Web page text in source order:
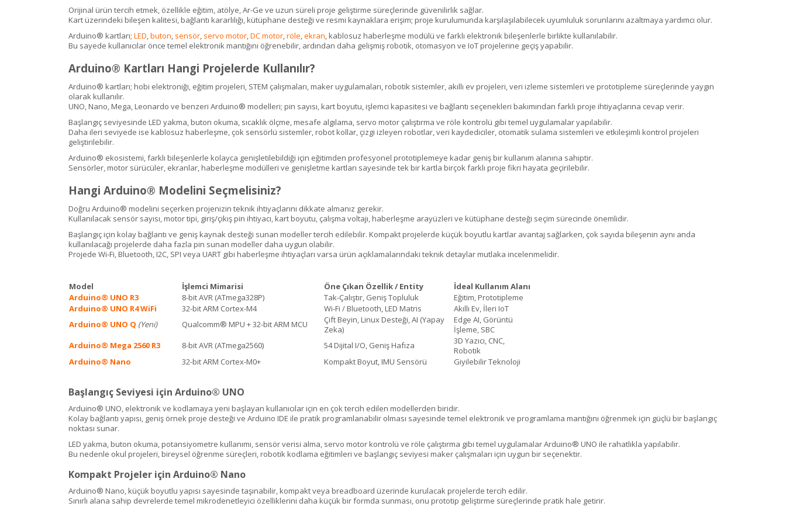
Orijinal ürün tercih etmek, özellikle eğitim, atölye, Ar-Ge ve uzun süreli proje geliştirme süreçlerinde güvenilirlik sağlar.
Kart üzerindeki bileşen kalitesi, bağlantı kararlılığı, kütüphane desteği ve resmi kaynaklara erişim; proje kurulumunda karşılaşılabilecek uyumluluk sorunlarını azaltmaya yardımcı olur.
Arduino® kartları; LED,buton, sensör, servo motor,DC motor,röle,ekran, kablosuz haberleşme modülü ve farklı elektronik bileşenlerle birlikte kullanılabilir.
Bu sayede kullanıcılar önce temel elektronik mantığını öğrenebilir, ardından daha gelişmiş robotik, otomasyon ve IoT projelerine geçiş yapabilir.
Arduino® Kartları Hangi Projelerde Kullanılır?
Arduino® kartları; hobi elektroniği, eğitim projeleri, STEM çalışmaları, maker uygulamaları, robotik sistemler, akıllı ev projeleri, veri izleme sistemleri ve prototipleme süreçlerinde yaygın
olarak kullanılır.
UNO, Nano, Mega, Leonardo ve benzeri Arduino® modelleri; pin sayısı, kart boyutu, işlemci kapasitesi ve bağlantı seçenekleri bakımından farklı proje ihtiyaçlarına cevap verir.
Başlangıç seviyesinde LED yakma, buton okuma, sıcaklık ölçme, mesafe algılama, servo motor çalıştırma ve röle kontrolü gibi temel uygulamalar yapılabilir.
Daha ileri seviyede ise kablosuz haberleşme, çok sensörlü sistemler, robot kollar, çizgi izleyen robotlar, veri kaydediciler, otomatik sulama sistemleri ve etkileşimli kontrol projeleri
geliştirilebilir.
Arduino® ekosistemi, farklı bileşenlerle kolayca genişletilebildiği için eğitimden profesyonel prototiplemeye kadar geniş bir kullanım alanına sahiptir.
Sensörler, motor sürücüler, ekranlar, haberleşme modülleri ve genişletme kartları sayesinde tek bir kartla birçok farklı proje fikri hayata geçirilebilir.
Hangi Arduino® Modelini Seçmelisiniz?
Doğru Arduino® modelini seçerken projenizin teknik ihtiyaçlarını dikkate almanız gerekir.
Kullanılacak sensör sayısı, motor tipi, giriş/çıkış pin ihtiyacı, kart boyutu, çalışma voltajı, haberleşme arayüzleri ve kütüphane desteği seçim sürecinde önemlidir.
Başlangıç için kolay bağlantı ve geniş kaynak desteği sunan modeller tercih edilebilir. Kompakt projelerde küçük boyutlu kartlar avantaj sağlarken, çok sayıda bileşenin aynı anda
kullanılacağı projelerde daha fazla pin sunan modeller daha uygun olabilir.
Projede Wi-Fi, Bluetooth, I2C, SPI veya UART gibi haberleşme ihtiyaçları varsa ürün açıklamalarındaki teknik detaylar mutlaka incelenmelidir.
Model İşlemci Mimarisi Öne Çıkan Özellik / Entity
İdeal Kullanım Alanı
Arduino® UNO R3
8-bit AVR (ATmega328P) Tak-Çalıştır, Geniş Topluluk
Eğitim, Prototipleme
Arduino® UNO R4 WiFi
32-bit ARM Cortex-M4 Wi-Fi / Bluetooth, LED Matris
Akıllı Ev, İleri IoT
Arduino® UNO Q (Yeni) Qualcomm® MPU + 32-bit ARM MCU
Çift Beyin, Linux Desteği, AI (Yapay
Zeka)
Edge AI, Görüntü
İşleme, SBC
Arduino® Mega 2560 R3
8-bit AVR (ATmega2560) 54 Dijital I/O, Geniş Hafıza
3D Yazıcı, CNC,
Robotik
Arduino® Nano
32-bit ARM Cortex-M0+ Kompakt Boyut, IMU Sensörü Giyilebilir Teknoloji
Başlangıç Seviyesi için Arduino® UNO
Arduino® UNO, elektronik ve kodlamaya yeni başlayan kullanıcılar için en çok tercih edilen modellerden biridir.
Kolay bağlantı yapısı, geniş örnek proje desteği ve Arduino IDE ile pratik programlanabilir olması sayesinde temel elektronik ve programlama mantığını öğrenmek için güçlü bir başlangıç
noktası sunar.
LED yakma, buton okuma, potansiyometre kullanımı, sensör verisi alma, servo motor kontrolü ve röle çalıştırma gibi temel uygulamalar Arduino® UNO ile rahatlıkla yapılabilir.
Bu nedenle okul projeleri, bireysel öğrenme süreçleri, robotik kodlama eğitimleri ve başlangıç seviyesi maker çalışmaları için uygun bir seçenektir.
Kompakt Projeler için Arduino® Nano
Arduino® Nano, küçük boyutlu yapısı sayesinde taşınabilir, kompakt veya breadboard üzerinde kurulacak projelerde tercih edilir.
Sınırlı alana sahip devrelerde temel mikrodenetleyici özelliklerini daha küçük bir formda sunması, onu prototip geliştirme süreçlerinde pratik hale getirir.